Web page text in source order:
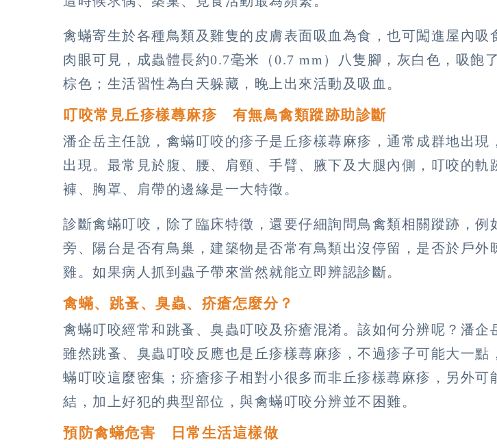
禽蟎寄生於各種鳥類及雞隻的皮膚表面吸血為食，也可闖進屋內吸
肉眼可見，成蟲體長約0.7毫米（0.7 mm）八隻腳，灰白色，吸飽
棕色；生活習性為白天躲藏，晚上出來活動及吸血。
叮咬常見丘疹樣蕁麻疹 有無鳥禽類蹤跡助診斷
潘企岳主任說，禽蟎叮咬的疹子是丘疹樣蕁麻疹，通常成群地出現
出現。最常見於腹、腰、肩頸、手臂、腋下及大腿內側，叮咬的軌
褲、胸罩、肩帶的邊緣是一大特徵。
診斷禽蟎叮咬，除了臨床特徵，還要仔細詢問鳥禽類相關蹤跡，例
旁、陽台是否有鳥巢，建築物是否常有鳥類出沒停留，是否於戶外
雞。如果病人抓到蟲子帶來當然就能立即辨認診斷。
禽蟎、跳蚤、臭蟲、疥瘡怎麼分？
禽蟎叮咬經常和跳蚤、臭蟲叮咬及疥瘡混淆。該如何分辨呢？潘企
雖然跳蚤、臭蟲叮咬反應也是丘疹樣蕁麻疹，不過疹子可能大一點
蟎叮咬這麼密集；疥瘡疹子相對小很多而非丘疹樣蕁麻疹，另外可
結，加上好犯的典型部位，與禽蟎叮咬分辨並不困難。
預防禽蟎危害 日常生活這樣做